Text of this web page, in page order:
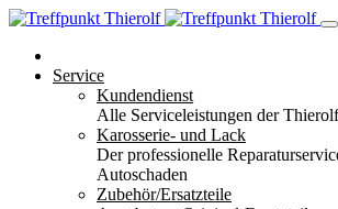
Service
Kundendienst
Alle Serviceleistungen der
Karosserie- und Lack
Der professionelle
Autoschaden
Zubehör/Ersatzteile